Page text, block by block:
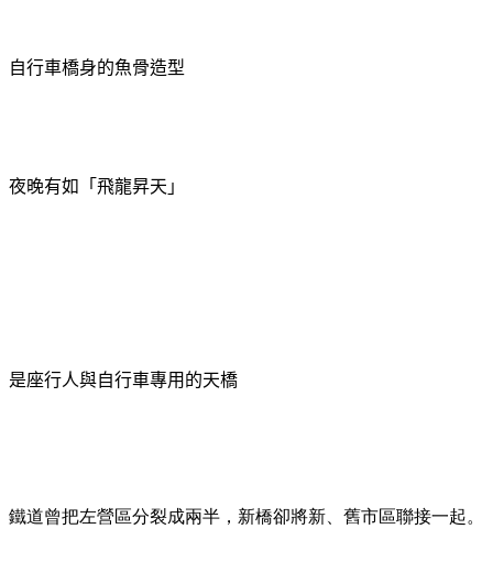
自行車橋身的魚骨造型
夜晚有如「飛龍昇天」
是座行人與自行車專用的天橋
鐵道曾把左營區分裂成兩半，新橋卻將新、舊市區聯接一起。